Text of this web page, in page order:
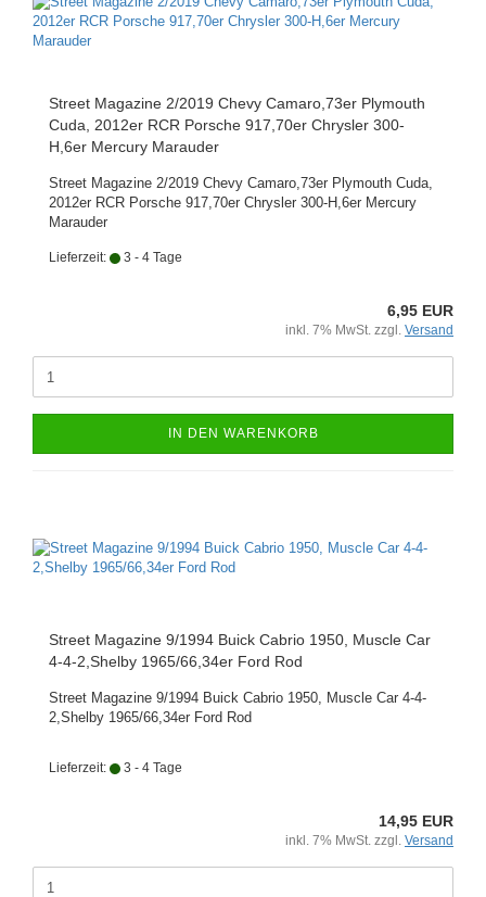
Street Magazine 2/2019 Chevy Camaro,73er Plymouth
Cuda, 2012er RCR Porsche 917,70er Chrysler 300-
H,6er Mercury Marauder
Street Magazine 2/2019 Chevy Camaro,73er Plymouth Cuda,
2012er RCR Porsche 917,70er Chrysler 300-H,6er Mercury
Marauder
Lieferzeit: 3 - 4 Tage
6,95 EUR
inkl. 7% MwSt. zzgl. Versand
IN DEN WARENKORB
Street Magazine 9/1994 Buick Cabrio 1950, Muscle Car
4-4-2,Shelby 1965/66,34er Ford Rod
Street Magazine 9/1994 Buick Cabrio 1950, Muscle Car 4-4-
2,Shelby 1965/66,34er Ford Rod
Lieferzeit: 3 - 4 Tage
14,95 EUR
inkl. 7% MwSt. zzgl. Versand